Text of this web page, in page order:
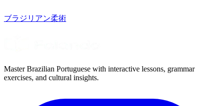
ブラジリアン柔術
Master Brazilian Portuguese with interactive lessons, grammar
exercises, and cultural insights.